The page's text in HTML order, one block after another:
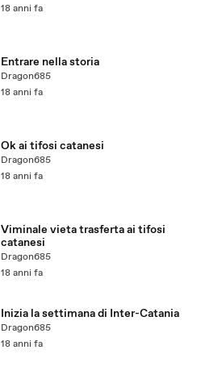
18 anni fa
Entrare nella storia
Dragon685
18 anni fa
Ok ai tifosi catanesi
Dragon685
18 anni fa
Viminale vieta trasferta ai tifosi
catanesi
Dragon685
18 anni fa
Inizia la settimana di Inter-Catania
Dragon685
18 anni fa